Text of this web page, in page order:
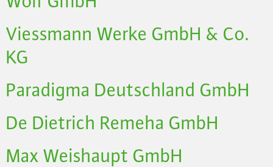
Viessmann Werke GmbH & Co.
KG
Paradigma Deutschland GmbH
De Dietrich Remeha GmbH
Max Weishaupt GmbH